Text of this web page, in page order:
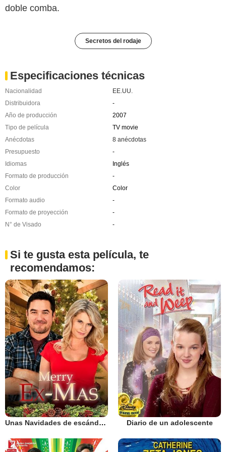
doble comba.
Secretos del rodaje
Especificaciones técnicas
Nacionalidad
EE.UU.
Distribuidora
-
Año de producción
2007
Tipo de película
TV movie
Anécdotas
8 anécdotas
Presupuesto
-
Idiomas
Inglés
Formato de producción
-
Color
Color
Formato audio
-
Formato de proyección
-
N° de Visado
-
Si te gusta esta película, te
recomendamos:
Unas Navidades de escándalo Diario de un adolescente